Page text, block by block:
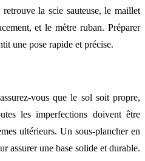
la scie sauteuse, le maillet
et le mètre ruban. Préparer
une pose rapide et précise.
vous que le sol soit propre,
les imperfections doivent être
ultérieurs. Un sous-plancher en
assurer une base solide et durable.